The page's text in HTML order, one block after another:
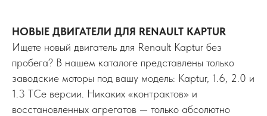
НОВЫЕ ДВИГАТЕЛИ ДЛЯ RENAULT KAPTUR
Ищете новый двигатель для Renault Kaptur без
пробега? В нашем каталоге представлены только
заводские моторы под вашу модель: Kaptur, 1.6, 2.0 и
1.3 TCe версии. Никаких «контрактов» и
восстановленных агрегатов — только абсолютно